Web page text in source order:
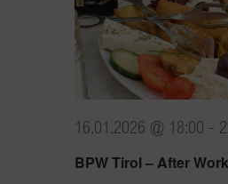
BPW Tirol – After
16.01.2026 @ 18:00 -